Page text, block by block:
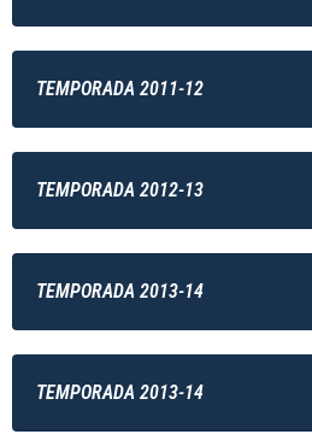
TEMPORADA 2011-12
TEMPORADA 2012-13
TEMPORADA 2013-14
TEMPORADA 2013-14